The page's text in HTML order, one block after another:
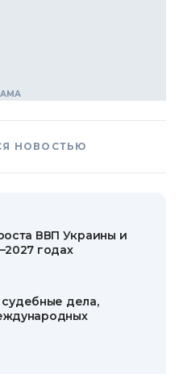
НОВОСТЬЮ
ВВП Украины и
годах
дела,